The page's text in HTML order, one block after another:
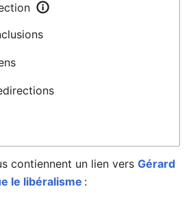
contiennent un lien vers Gérard
le libéralisme :